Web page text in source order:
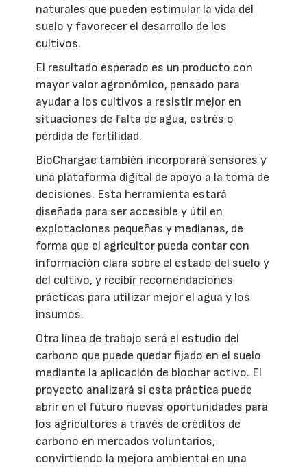
naturales que pueden estimular la vida del
suelo y favorecer el desarrollo de los
cultivos.
El resultado esperado es un producto con
mayor valor agronómico, pensado para
ayudar a los cultivos a resistir mejor en
situaciones de falta de agua, estrés o
pérdida de fertilidad.
BioChargae también incorporará sensores y
una plataforma digital de apoyo a la toma de
decisiones. Esta herramienta estará
diseñada para ser accesible y útil en
explotaciones pequeñas y medianas, de
forma que el agricultor pueda contar con
información clara sobre el estado del suelo y
del cultivo, y recibir recomendaciones
prácticas para utilizar mejor el agua y los
insumos.
Otra línea de trabajo será el estudio del
carbono que puede quedar fijado en el suelo
mediante la aplicación de biochar activo. El
proyecto analizará si esta práctica puede
abrir en el futuro nuevas oportunidades para
los agricultores a través de créditos de
carbono en mercados voluntarios,
convirtiendo la mejora ambiental en una